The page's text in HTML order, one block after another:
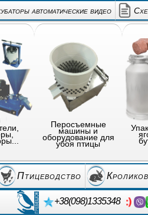
автоматические видео
Перосъемные
машины и
оборудование для
убоя птицы
Птицеводство
+38(098)1335348